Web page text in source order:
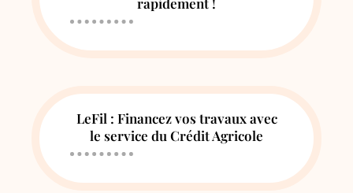
LeFil : Financez vos travaux avec
le service du Crédit Agricole